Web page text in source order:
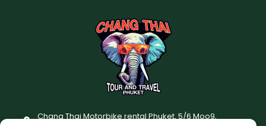
Chang Thai Motorbike rental Phuket, 5/6 Moo9,